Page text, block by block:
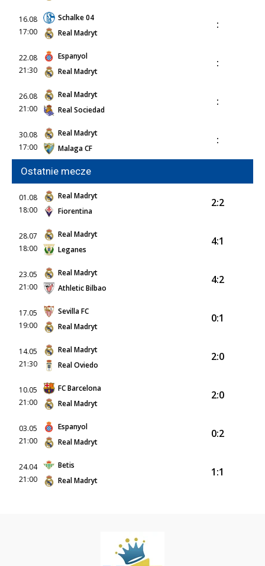
16.08
17:00
Schalke 04
Real Madryt
:
22.08
21:30
Espanyol
Real Madryt
:
26.08
21:00
Real Madryt
Real Sociedad
:
30.08
17:00
Real Madryt
Malaga CF
:
Ostatnie mecze
01.08
18:00
Real Madryt
Fiorentina
2:2
28.07
18:00
Real Madryt
Leganes
4:1
23.05
21:00
Real Madryt
Athletic Bilbao
4:2
17.05
19:00
Sevilla FC
Real Madryt
0:1
14.05
21:30
Real Madryt
Real Oviedo
2:0
10.05
21:00
FC Barcelona
Real Madryt
2:0
03.05
21:00
Espanyol
Real Madryt
0:2
24.04
21:00
Betis
Real Madryt
1:1